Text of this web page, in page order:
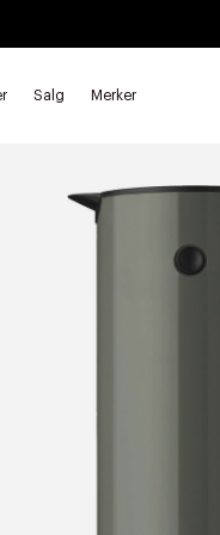
Salg Merker